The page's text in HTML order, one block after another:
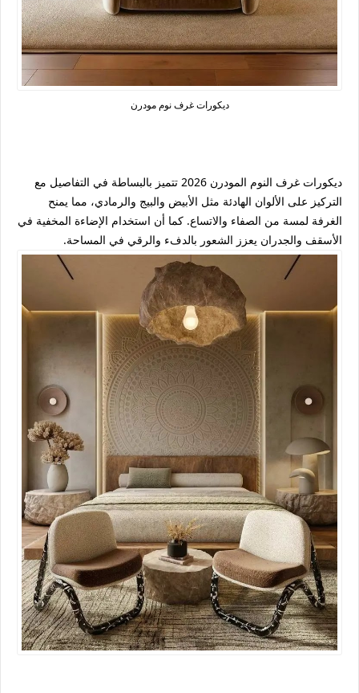
ديكورات غرف نوم مودرن
ديكورات غرف النوم المودرن 2026 تتميز بالبساطة في التفاصيل مع
التركيز على الألوان الهادئة مثل الأبيض والبيج والرمادي، مما يمنح
الغرفة لمسة من الصفاء والاتساع. كما أن استخدام الإضاءة المخفية في
الأسقف والجدران يعزز الشعور بالدفء والرقي في المساحة.